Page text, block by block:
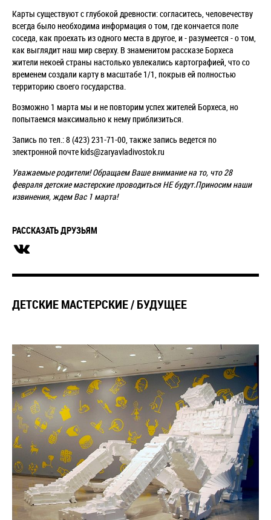
Карты существуют с глубокой древности: согласитесь, человечеству
всегда было необходима информация о том, где кончается поле
соседа, как проехать из одного места в другое, и - разумеется - о том,
как выглядит наш мир сверху. В знаменитом рассказе Борхеса
жители некоей страны настолько увлекались картографией, что со
временем создали карту в масштабе 1/1, покрыв ей полностью
территорию своего государства.
Возможно 1 марта мы и не повторим успех жителей Борхеса, но
попытаемся максимально к нему приблизиться.
Запись по тел.: 8 (423) 231-71-00, также запись ведется по
электронной почте kids@zaryavladivostok.ru
Уважаемые родители! Обращаем Ваше внимание на то, что 28
февраля детские мастерские проводиться НЕ будут.Приносим наши
извинения, ждем Вас 1 марта!
РАССКАЗАТЬ ДРУЗЬЯМ
ДЕТСКИЕ МАСТЕРСКИЕ / БУДУЩЕЕ